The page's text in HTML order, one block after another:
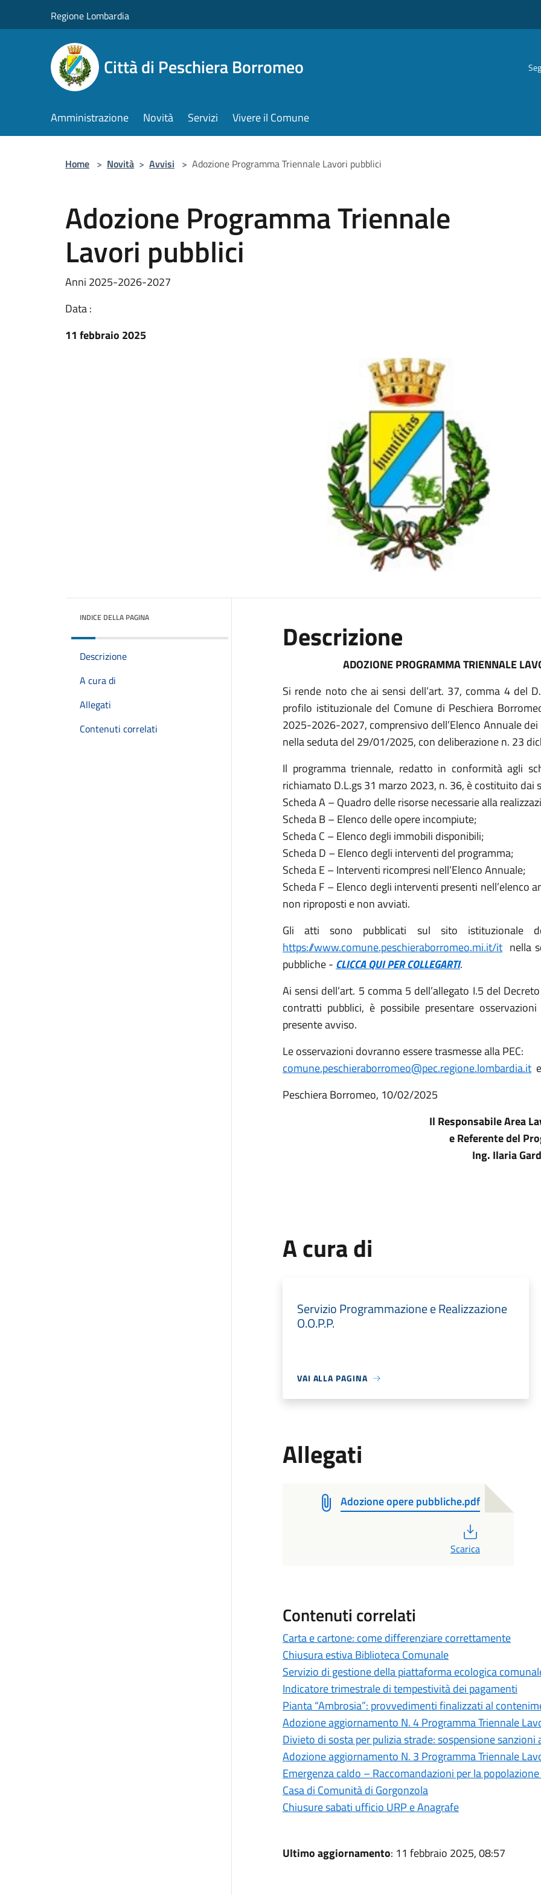
Regione Lombardia
Città di Peschiera Borromeo
Amministrazione Novità Servizi Vivere il Comune
Home > Novità > Avvisi > Adozione Programma Triennale Lavori pubblici
Adozione Programma Triennale
Lavori pubblici
Anni 2025-2026-2027
Data :
11 febbraio 2025
INDICE DELLA PAGINA
Descrizione
A cura di
Allegati
Contenuti correlati
Descrizione
ADOZIONE PROGRAMMA TRIENNALE
Si rende noto che ai sensi dell’art. 37, comma 4 del
profilo istituzionale del Comune di Peschiera
2025-2026-2027, comprensivo dell’Elenco Annuale
nella seduta del 29/01/2025, con deliberazione n. 23
Il programma triennale, redatto in conformità agli
richiamato D.L.gs 31 marzo 2023, n. 36, è costituito dai
Scheda A – Quadro delle risorse necessarie alla
Scheda B – Elenco delle opere incompiute;
Scheda C – Elenco degli immobili disponibili;
Scheda D – Elenco degli interventi del programma;
Scheda E – Interventi ricompresi nell’Elenco Annuale;
Scheda F – Elenco degli interventi presenti nell’elenco
non riproposti e non avviati.
Gli atti sono pubblicati sul sito istituzionale
https://www.comune.peschieraborromeo.mi.it/itnella
pubbliche - CLICCA QUI PER COLLEGARTI.
Ai sensi dell’art. 5 comma 5 dell’allegato I.5 del
contratti pubblici, è possibile presentare
presente avviso.
Le osservazioni dovranno essere trasmesse alla PEC:
comune.peschieraborromeo@pec.regione.lombardia.it
Peschiera Borromeo, 10/02/2025
Il Responsabile Area
e Referente del
Ing. Ilaria
A cura di
Servizio Programmazione e Realizzazione
O.O.P.P.
VAI ALLA PAGINA
Allegati
Adozione opere pubbliche.pdf
Scarica
Contenuti correlati
Carta e cartone: come differenziare correttamente
Chiusura estiva Biblioteca Comunale
Servizio di gestione della piattaforma ecologica
Indicatore trimestrale di tempestività dei pagamenti
Pianta “Ambrosia”: provvedimenti finalizzati al
Adozione aggiornamento N. 4 Programma Triennale
Divieto di sosta per pulizia strade: sospensione
Adozione aggiornamento N. 3 Programma Triennale
Emergenza caldo – Raccomandazioni per la
Casa di Comunità di Gorgonzola
Chiusure sabati ufficio URP e Anagrafe
Ultimo aggiornamento: 11 febbraio 2025, 08:57